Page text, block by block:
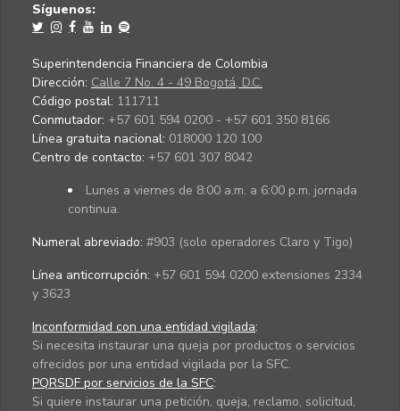
Síguenos:
Superintendencia Financiera de Colombia
Dirección: Calle 7 No. 4 - 49 Bogotá, D.C.
Código postal: 111711
Conmutador: +57 601 594 0200 - +57 601 350 8166
Línea gratuita nacional: 018000 120 100
Centro de contacto: +57 601 307 8042
Lunes a viernes de 8:00 a.m. a 6:00 p.m. jornada
continua.
Numeral abreviado: #903 (solo operadores Claro y Tigo)
Línea anticorrupción: +57 601 594 0200 extensiones 2334
y 3623
Inconformidad con una entidad vigilada:
Si necesita instaurar una queja por productos o servicios
ofrecidos por una entidad vigilada por la SFC.
PQRSDF por servicios de la SFC:
Si quiere instaurar una petición, queja, reclamo, solicitud,